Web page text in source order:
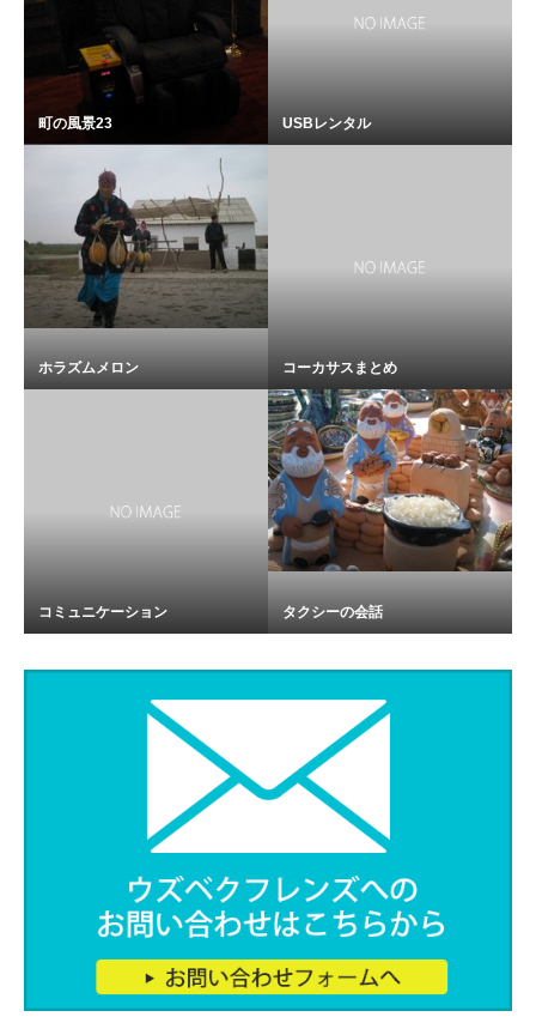
町の風景23 USBレンタル
ホラズムメロン コーカサスまとめ
コミュニケーション タクシーの会話